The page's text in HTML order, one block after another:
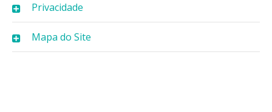
Privacidade
Mapa do Site